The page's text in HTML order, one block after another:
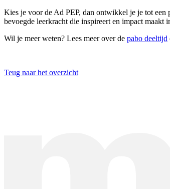
Kies je voor de Ad PEP, dan ontwikkel je je tot
bevoegde leerkracht die inspireert en impact maakt
Wil je meer weten? Lees meer over de pabo deeltijd
Teug naar het overzicht